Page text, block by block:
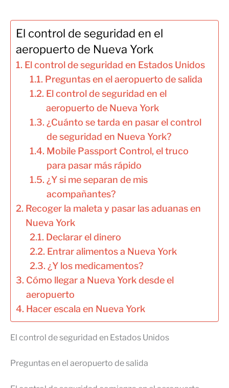
El control de seguridad en el
aeropuerto de Nueva York
El control de seguridad en Estados Unidos
Preguntas en el aeropuerto de salida
El control de seguridad en el
aeropuerto de Nueva York
¿Cuánto se tarda en pasar el control
de seguridad en Nueva York?
Mobile Passport Control, el truco
para pasar más rápido
¿Y si me separan de mis
acompañantes?
Recoger la maleta y pasar las aduanas en
Nueva York
Declarar el dinero
Entrar alimentos a Nueva York
¿Y los medicamentos?
Cómo llegar a Nueva York desde el
aeropuerto
Hacer escala en Nueva York
El control de seguridad en Estados Unidos
Preguntas en el aeropuerto de salida